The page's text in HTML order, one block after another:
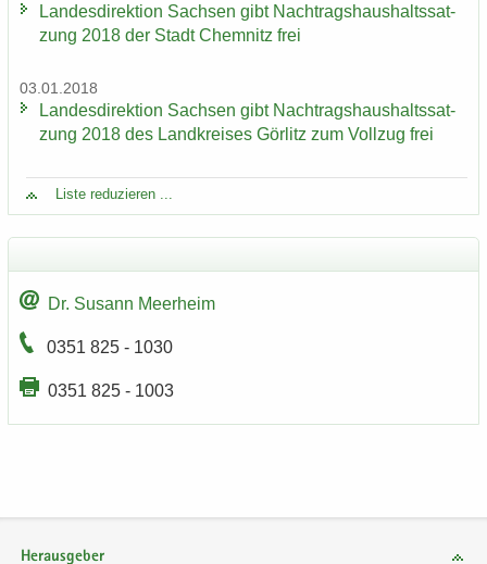
Lan­des­di­rek­ti­on Sach­sen gibt Nach­trags­haus­halts­sat­
zung 2018 der Stadt Chem­nitz frei
03.01.2018
Lan­des­di­rek­ti­on Sach­sen gibt Nach­trags­haus­halts­sat­
zung 2018 des Land­krei­ses Gör­litz zum Voll­zug frei
Liste re­du­zie­ren ...
Dr. Su­sann Meer­heim
0351 825 - 1030
0351 825 - 1003
Herausgeber